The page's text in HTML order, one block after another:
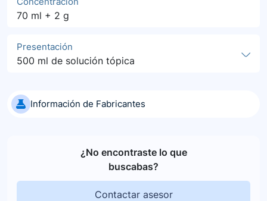
70 ml + 2 g
Presentación
500 ml de solución tópica
Información de Fabricantes
¿No encontraste lo que
buscabas?
Contactar asesor